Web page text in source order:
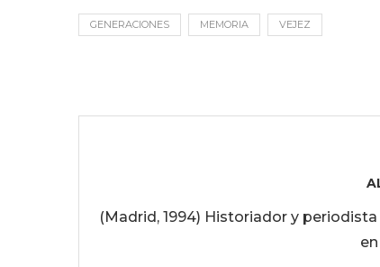
GENERACIONES MEMORIA VEJEZ
(Madrid, 1994) Historiador y